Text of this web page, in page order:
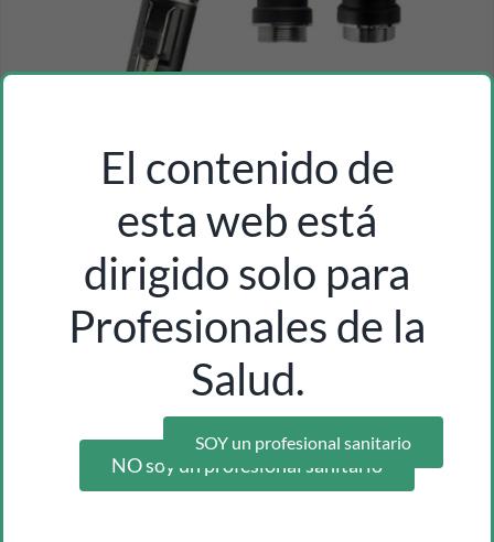
oftalmoscopio riester ri-mini xenon 2,5v negro ref.
3011
Inicia sesión como profesional para ver los precios
El contenido de
esta web está
dirigido solo para
Profesionales de la
Salud.
SOY un profesional sanitario
NO soy un profesional sanitario